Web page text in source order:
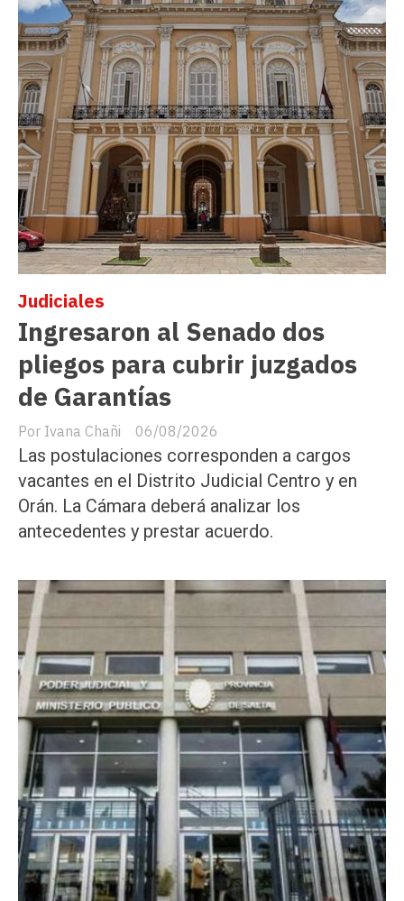
Ingresaron al Senado dos
pliegos para cubrir juzgados
de Garantías
Ivana Chañi
Judiciales
06/08/2026
Las postulaciones corresponden a cargos
vacantes en el Distrito Judicial Centro y en
Orán. La Cámara deberá analizar los
antecedentes y prestar acuerdo.